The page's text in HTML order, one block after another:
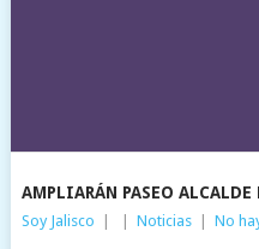
AMPLIARÁN PASEO ALCALDE
Soy Jalisco Noticias No